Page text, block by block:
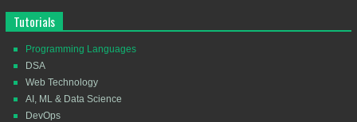
Tutorials
Programming Languages
DSA
Web Technology
AI, ML & Data Science
DevOps